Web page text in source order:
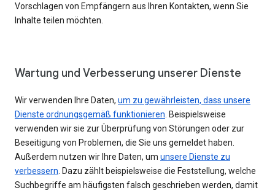
Vorschlagen von Empfängern aus Ihren Kontakten, wenn Sie
Inhalte teilen möchten.
Wartung und Verbesserung unserer Dienste
Wir verwenden Ihre Daten, um zu gewährleisten, dass unsere
Dienste ordnungsgemäß funktionieren . Beispielsweise
verwenden wir sie zur Überprüfung von Störungen oder zur
Beseitigung von Problemen, die Sie uns gemeldet haben.
Außerdem nutzen wir Ihre Daten, um unsere Dienste zu
verbessern . Dazu zählt beispielsweise die Feststellung, welche
Suchbegriffe am häufigsten falsch geschrieben werden, damit